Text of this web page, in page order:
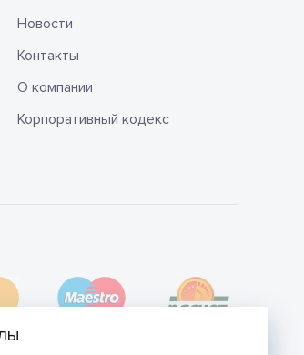
Новости
Контакты
О компании
Корпоративный кодекс